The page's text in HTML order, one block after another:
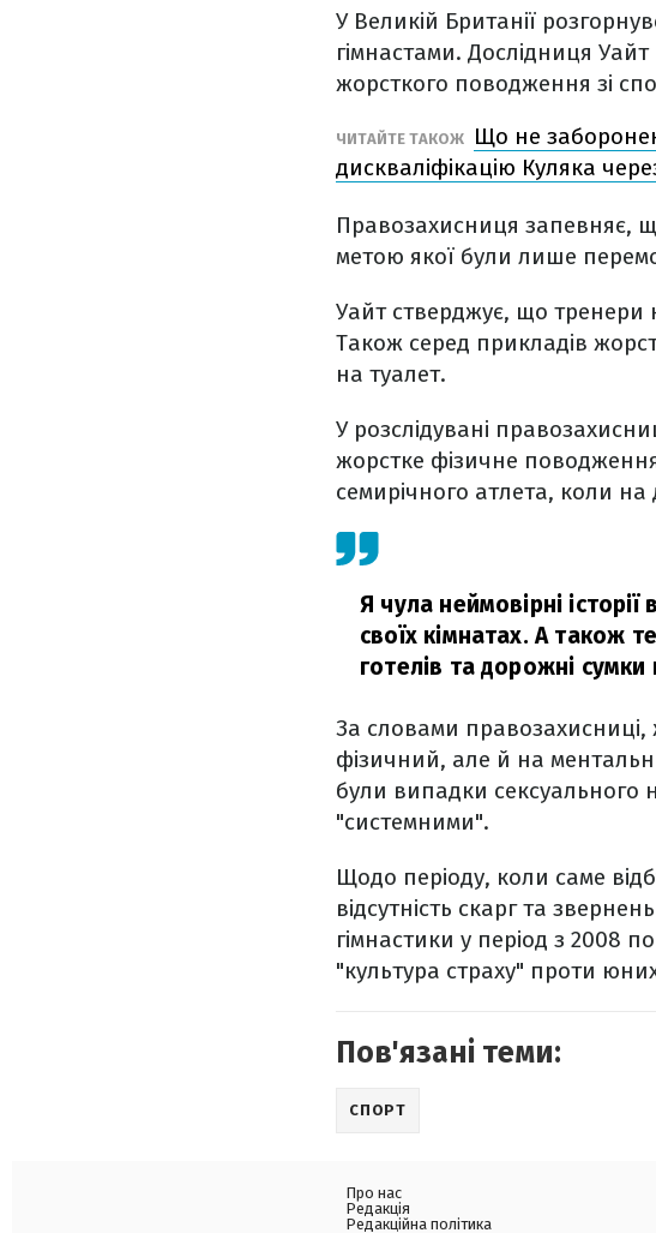
У Великій Британії
гімнастами. Дослідниця
жорсткого поводження зі
ЧИТАЙТЕ ТАКОЖ
Що не
дискваліфікацію Куляка
Правозахисниця запевняє,
метою якої були лише
Уайт стверджує, що тренери
Також серед прикладів
на туалет.
У розслідувані
жорстке фізичне
семирічного атлета, коли на
Я чула неймовірні історії
своїх кімнатах. А також
готелів та дорожні сумки
За словами
фізичний, але й на
були випадки сексуального
"системними".
Щодо періоду, коли саме
відсутність скарг та
гімнастики у період з 2008
"культура страху" проти юних
Пов'язані теми:
СПОРТ
Про нас
Редакція
Редакційна політика